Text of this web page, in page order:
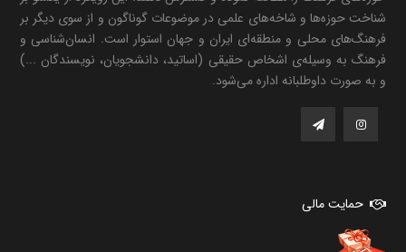
شناخت حوزه‌ها و شاخه‌های علمی در موضوعات گوناگون و از سوی دیگر بر
فرهنگ‌های محلی و منطقه‌ای ایران و جهان استوار است. انسان‌شناسی و
فرهنگ به وسیله‌ی اشخاص حقیقی (اساتید، دانشجویان، نویسندگان ...)
و به صورت داوطلبانه اداره می‌شود.
حمایت مالی